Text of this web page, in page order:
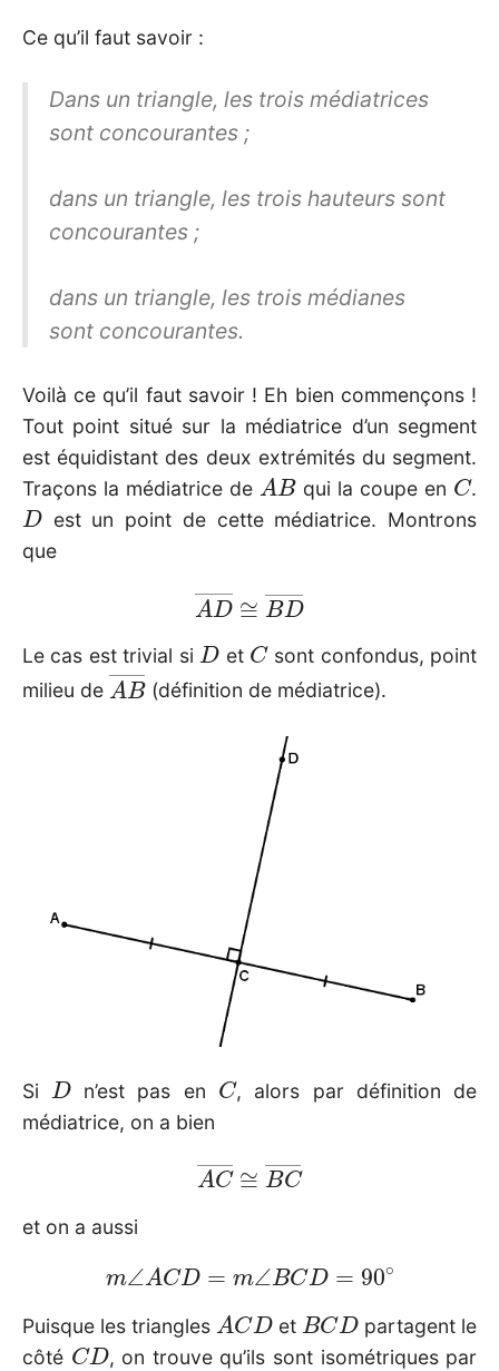
Ce qu’il faut savoir :
Dans un triangle, les trois médiatrices
sont concourantes ;
dans un triangle, les trois hauteurs sont
concourantes ;
dans un triangle, les trois médianes
sont concourantes.
Voilà ce qu’il faut savoir ! Eh bien commençons !
Tout point situé sur la médiatrice d’un segment
est équidistant des deux extrémités du segment.
Traçons la médiatrice de
AB
qui la coupe en
C
.
D
est un point de cette médiatrice. Montrons
que
AD― BD―
Le cas est trivial si
D
et
C
sont confondus, point
milieu de
AB―
(définition de médiatrice).
Si
D
n’est pas en
C
, alors par définition de
médiatrice, on a bien
C― BC―
et on a aussi
m∠ACD m∠BCD= 90∘
Puisque les triangles
A CD
et
BCD
partagent le
côté
CD
, on trouve qu’ils sont isométriques par